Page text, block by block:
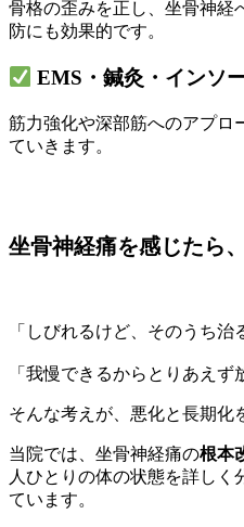
骨格の歪みを正し、坐骨神経
防にも効果的です。
EMS・鍼灸・インソ
筋力強化や深部筋へのアプロ
ていきます。
坐骨神経痛を感じたら
「しびれるけど、そのうち治
「我慢できるからとりあえず
そんな考えが、悪化と長期化
当院では、坐骨神経痛の根本
人ひとりの体の状態を詳しく
ています。